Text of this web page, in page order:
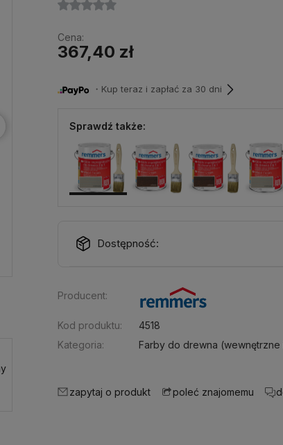
Cena:
367,40 zł
・Kup teraz i zapłać za 30 dni
Sprawdź także:
Dostępność:
Producent:
Kod produktu:
4518
Kategoria:
Farby do drewna
zapytaj o produkt poleć znajomemu